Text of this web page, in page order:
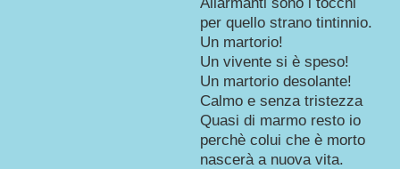
per quello strano tintinnio.
Un martorio!
Un vivente si è speso!
Un martorio desolante!
Calmo e senza tristezza
Quasi di marmo resto io
perchè colui che è morto
nascerà a nuova vita.